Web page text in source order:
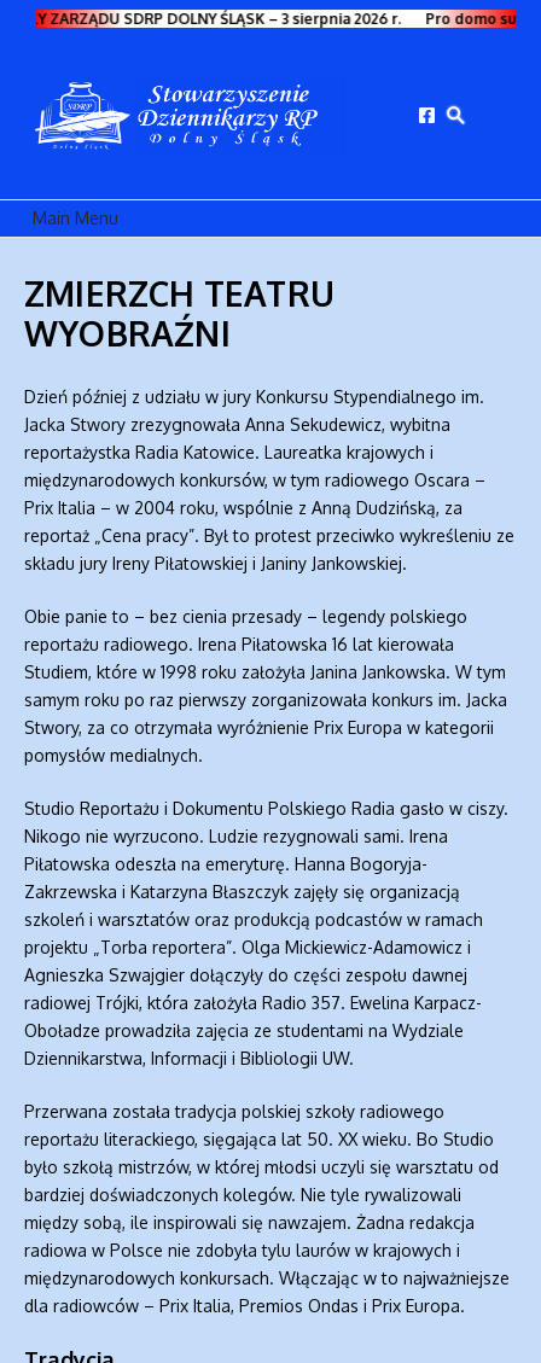
Przejdź do treści
ZARZĄDU SDRP DOLNY ŚLĄSK – 3 sierpnia 2026 r. Pro domo sua
Main Menu
ZMIERZCH TEATRU
WYOBRAŹNI
Dzień później z udziału w jury Konkursu Stypendialnego im.
Jacka Stwory zrezygnowała Anna Sekudewicz, wybitna
reportażystka Radia Katowice. Laureatka krajowych i
międzynarodowych konkursów, w tym radiowego Oscara –
Prix Italia – w 2004 roku, wspólnie z Anną Dudzińską, za
reportaż „Cena pracy”. Był to protest przeciwko wykreśleniu ze
składu jury Ireny Piłatowskiej i Janiny Jankowskiej.
Obie panie to – bez cienia przesady – legendy polskiego
reportażu radiowego. Irena Piłatowska 16 lat kierowała
Studiem, które w 1998 roku założyła Janina Jankowska. W tym
samym roku po raz pierwszy zorganizowała konkurs im. Jacka
Stwory, za co otrzymała wyróżnienie Prix Europa w kategorii
pomysłów medialnych.
Studio Reportażu i Dokumentu Polskiego Radia gasło w ciszy.
Nikogo nie wyrzucono. Ludzie rezygnowali sami. Irena
Piłatowska odeszła na emeryturę. Hanna Bogoryja-
Zakrzewska i Katarzyna Błaszczyk zajęły się organizacją
szkoleń i warsztatów oraz produkcją podcastów w ramach
projektu „Torba reportera”. Olga Mickiewicz-Adamowicz i
Agnieszka Szwajgier dołączyły do części zespołu dawnej
radiowej Trójki, która założyła Radio 357. Ewelina Karpacz-
Oboładze prowadziła zajęcia ze studentami na Wydziale
Dziennikarstwa, Informacji i Bibliologii UW.
Przerwana została tradycja polskiej szkoły radiowego
reportażu literackiego, sięgająca lat 50. XX wieku. Bo Studio
było szkołą mistrzów, w której młodsi uczyli się warsztatu od
bardziej doświadczonych kolegów. Nie tyle rywalizowali
między sobą, ile inspirowali się nawzajem. Żadna redakcja
radiowa w Polsce nie zdobyła tylu laurów w krajowych i
międzynarodowych konkursach. Włączając w to najważniejsze
dla radiowców – Prix Italia, Premios Ondas i Prix Europa.